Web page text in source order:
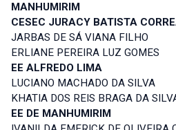
MANHUMIRIM
CESEC JURACY BATISTA
JARBAS DE SÁ VIANA FILHO
ERLIANE PEREIRA LUZ GOMES
EE ALFREDO LIMA
LUCIANO MACHADO DA SILVA
KHATIA DOS REIS BRAGA DA
EE DE MANHUMIRIM